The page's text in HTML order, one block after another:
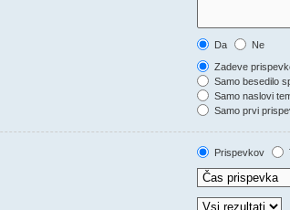
Da
Ne
Zadeve
Samo besedilo
Samo naslovi
Samo prvi
Prispevkov